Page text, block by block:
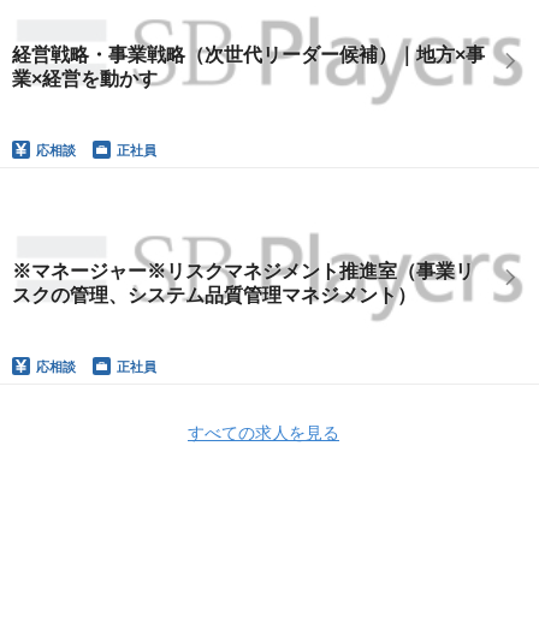
経営戦略・事業戦略（次世代リーダー候補）｜地方×事
業×経営を動かす
応相談 正社員
※マネージャー※リスクマネジメント推進室（事業リ
スクの管理、システム品質管理マネジメント）
応相談 正社員
すべての求人を見る